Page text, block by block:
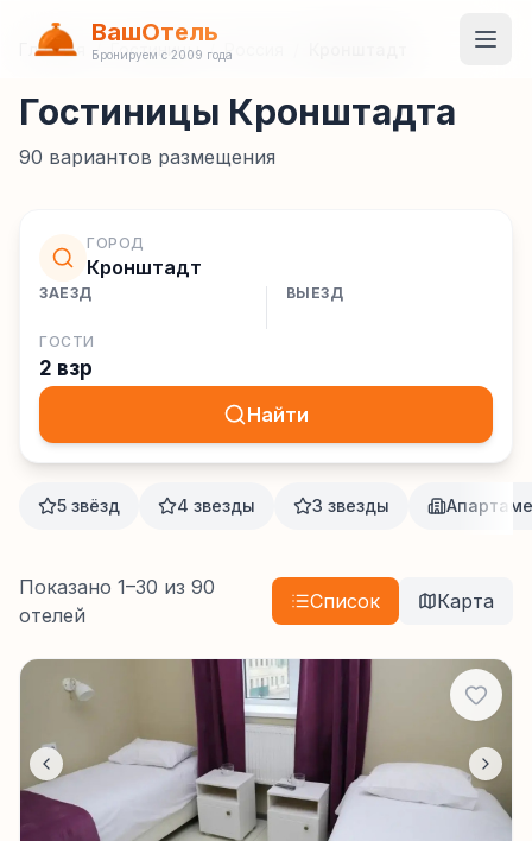
ВашОтель
Бронируем с 2009 года
Главная / Гостиницы / Россия
Гостиницы Кронштадта
90 вариантов размещения
ГОРОД
Кронштадт
ЗАЕЗД ВЫЕЗД
ГОСТИ
2 взр
Найти
5 звёзд 4 звезды 3 звезды
Показано 1–30 из 90
отелей
Список Карта